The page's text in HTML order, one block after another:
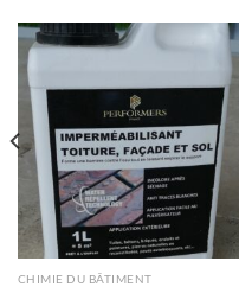
CHIMIE DU BÂTIMENT